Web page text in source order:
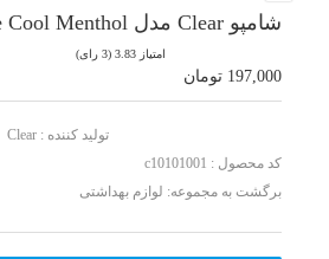
شامپو Clear مدل Ice Cool Menthol
امتیاز 3.83 (3 رای)
197,000 تومان
تولید کننده : Clear
کد محصول : c10101001
برگشت به مجموعه: لوازم بهداشتی